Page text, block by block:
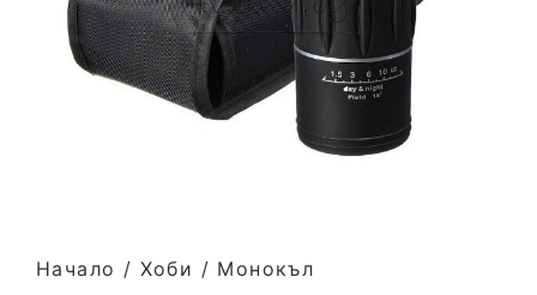
Начало / Хоби / Монокъл